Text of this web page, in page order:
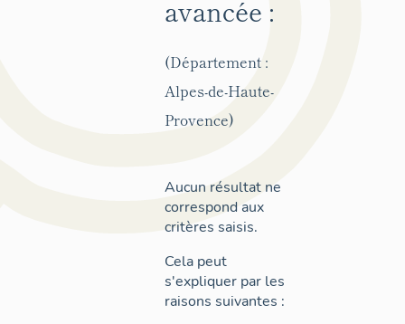
avancée :
(Département :
Alpes-de-Haute-
Provence)
Aucun résultat ne
correspond aux
critères saisis.
Cela peut
s'expliquer par les
raisons suivantes :